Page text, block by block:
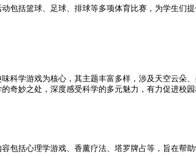
包括篮球、足球、排球等多项体育比赛，为学生们
科学游戏为核心，其主题丰富多样，涉及天空云朵
奇妙之处，深度感受科学的多元魅力，有力促进校
包括心理学游戏、香薰疗法、塔罗牌占等，旨在帮